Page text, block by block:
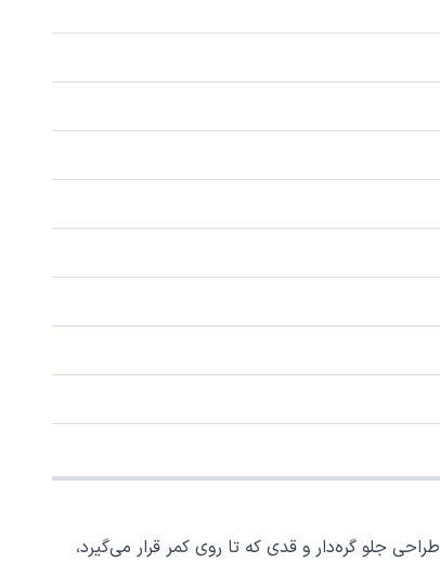
جلو گره‌دار و قدی که تا روی کمر قرار می‌گیرد،